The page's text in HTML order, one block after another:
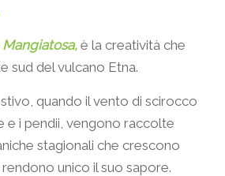
Mangiatosa,è la creatività che
sud del vulcano Etna.
quando il vento di scirocco
e i pendii, vengono raccolte
stagionali che crescono
unico il suo sapore.